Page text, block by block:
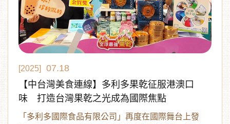
[2025]
07.18
【中台灣美食連線】多利多果乾征服港澳口
味 打造台灣果乾之光成為國際焦點
「多利多國際食品有限公司」再度在國際舞台上發